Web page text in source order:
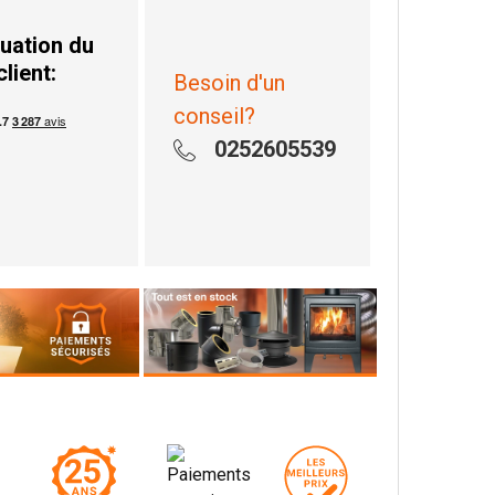
du
Besoin d'un
conseil?
0252605539